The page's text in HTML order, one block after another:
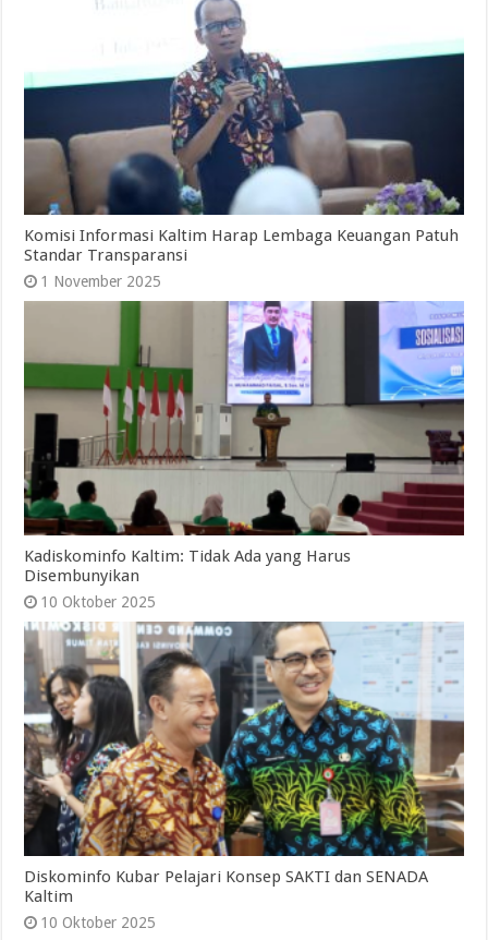
Komisi Informasi Kaltim Harap Lembaga Keuangan Patuh
Standar Transparansi
1 November 2025
Kadiskominfo Kaltim: Tidak Ada yang Harus
Disembunyikan
10 Oktober 2025
Diskominfo Kubar Pelajari Konsep SAKTI dan SENADA
Kaltim
10 Oktober 2025